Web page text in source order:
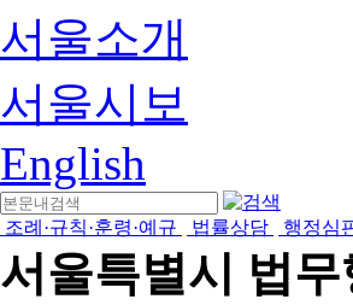
서울소개
서울시보
English
조례·규칙·훈령·예규 법률상담 행정심
서울특별시 법